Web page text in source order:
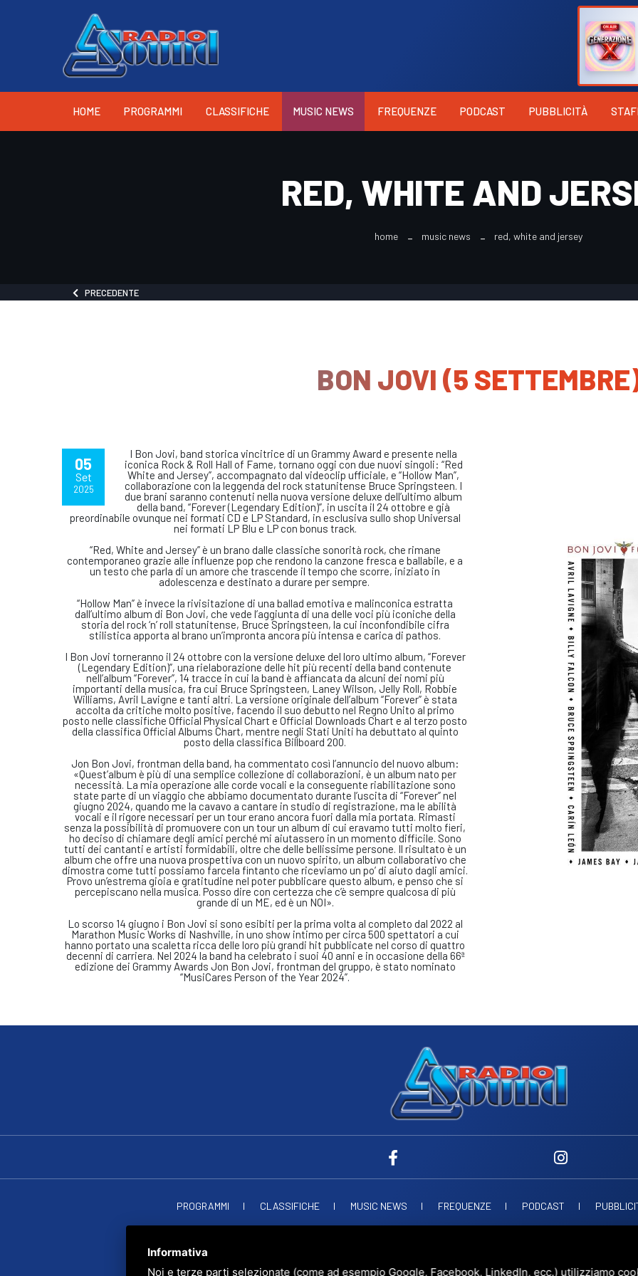
HOME PROGRAMMI CLASSIFICHE MUSIC NEWS FREQUENZE PODCAST PUBBLICITÀ
RED, WHITE AND
home music news red, white and jersey
PRECEDENTE
BON JOVI (5
05
Set
2025
I Bon Jovi, band storica vincitrice di un Grammy Award e presente nella
iconica Rock & Roll Hall of Fame, tornano oggi con due nuovi singoli: “Red
White and Jersey”, accompagnato dal videoclip ufficiale, e “Hollow Man”,
collaborazione con la leggenda del rock statunitense Bruce Springsteen. I
due brani saranno contenuti nella nuova versione deluxe dell’ultimo album
della band, “Forever (Legendary Edition)”, in uscita il 24 ottobre e già
preordinabile ovunque nei formati CD e LP Standard, in esclusiva sullo shop Universal
nei formati LP Blu e LP con bonus track.
“Red, White and Jersey” è un brano dalle classiche sonorità rock, che rimane
contemporaneo grazie alle influenze pop che rendono la canzone fresca e ballabile, e a
un testo che parla di un amore che trascende il tempo che scorre, iniziato in
adolescenza e destinato a durare per sempre.
“Hollow Man” è invece la rivisitazione di una ballad emotiva e malinconica estratta
dall’ultimo album di Bon Jovi, che vede l’aggiunta di una delle voci più iconiche della
storia del rock ‘n’ roll statunitense, Bruce Springsteen, la cui inconfondibile cifra
stilistica apporta al brano un’impronta ancora più intensa e carica di pathos.
I Bon Jovi torneranno il 24 ottobre con la versione deluxe del loro ultimo album, “Forever
(Legendary Edition)”, una rielaborazione delle hit più recenti della band contenute
nell’album “Forever”, 14 tracce in cui la band è affiancata da alcuni dei nomi più
importanti della musica, fra cui Bruce Springsteen, Laney Wilson, Jelly Roll, Robbie
Williams, Avril Lavigne e tanti altri. La versione originale dell’album “Forever” è stata
accolta da critiche molto positive, facendo il suo debutto nel Regno Unito al primo
posto nelle classifiche Official Physical Chart e Official Downloads Chart e al terzo posto
della classifica Official Albums Chart, mentre negli Stati Uniti ha debuttato al quinto
posto della classifica Billboard 200.
Jon Bon Jovi, frontman della band, ha commentato così l’annuncio del nuovo album:
«Quest’album è più di una semplice collezione di collaborazioni, è un album nato per
necessità. La mia operazione alle corde vocali e la conseguente riabilitazione sono
state parte di un viaggio che abbiamo documentato durante l’uscita di “Forever” nel
giugno 2024, quando me la cavavo a cantare in studio di registrazione, ma le abilità
vocali e il rigore necessari per un tour erano ancora fuori dalla mia portata. Rimasti
senza la possibilità di promuovere con un tour un album di cui eravamo tutti molto fieri,
ho deciso di chiamare degli amici perché mi aiutassero in un momento difficile. Sono
tutti dei cantanti e artisti formidabili, oltre che delle bellissime persone. Il risultato è un
album che offre una nuova prospettiva con un nuovo spirito, un album collaborativo che
dimostra come tutti possiamo farcela fintanto che riceviamo un po’ di aiuto dagli amici.
Provo un’estrema gioia e gratitudine nel poter pubblicare questo album, e penso che si
percepiscano nella musica. Posso dire con certezza che c’è sempre qualcosa di più
grande di un ME, ed è un NOI».
Lo scorso 14 giugno i Bon Jovi si sono esibiti per la prima volta al completo dal 2022 al
Marathon Music Works di Nashville, in uno show intimo per circa 500 spettatori a cui
hanno portato una scaletta ricca delle loro più grandi hit pubblicate nel corso di quattro
decenni di carriera. Nel 2024 la band ha celebrato i suoi 40 anni e in occasione della 66ª
edizione dei Grammy Awards Jon Bon Jovi, frontman del gruppo, è stato nominato
“MusiCares Person of the Year 2024”.
PROGRAMMI CLASSIFICHE MUSIC NEWS FREQUENZE PODCAST
Informativa
Noi e terze parti selezionate (come ad esempio Google, Facebook, LinkedIn, ecc.) utilizziamo